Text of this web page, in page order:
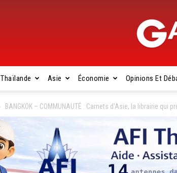
Thaïlande Asie Économie Opinions Et
BANGKOK – COMMUNAUTÉ : Carnets d’Asie, la librairie qui